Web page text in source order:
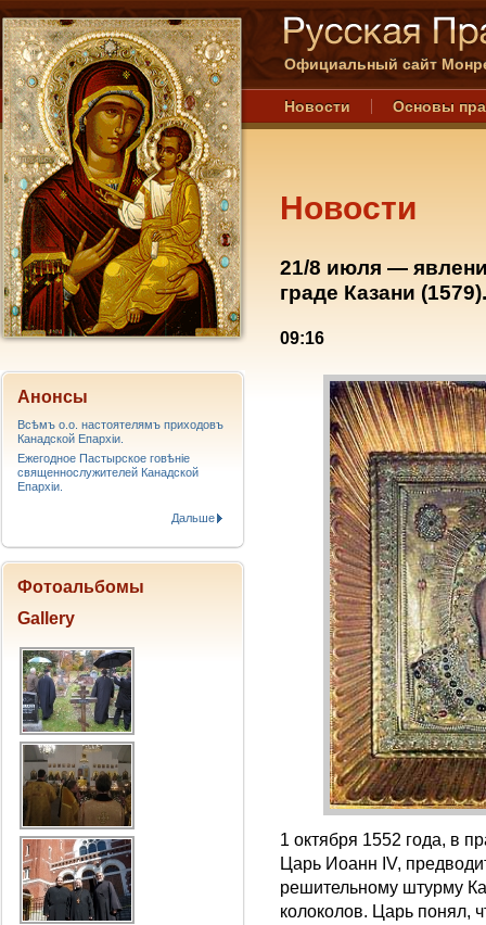
Официальный сайт
Новости Основы
Новости
21/8 июля —
граде Казани (1579).
09:16
1 октября 1552 года, в
Царь Иоанн IV,
решительному штурму
колоколов. Царь понял,
Анонсы
Всѣмъ о.о. настоятелямъ приходовъ
Канадской Епархiи.
Ежегодное Пастырское говѣніе
священнослужителей Канадской
Епархіи.
Дальше
Фотоальбомы
Gallery